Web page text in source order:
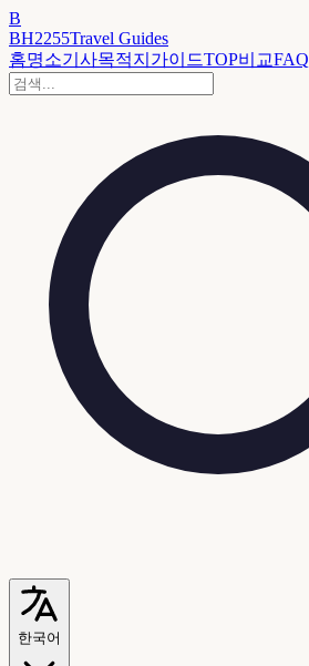
B
BH2255Travel Guides
홈명소기사목적지 가이드TOP비교FAQ
한국어